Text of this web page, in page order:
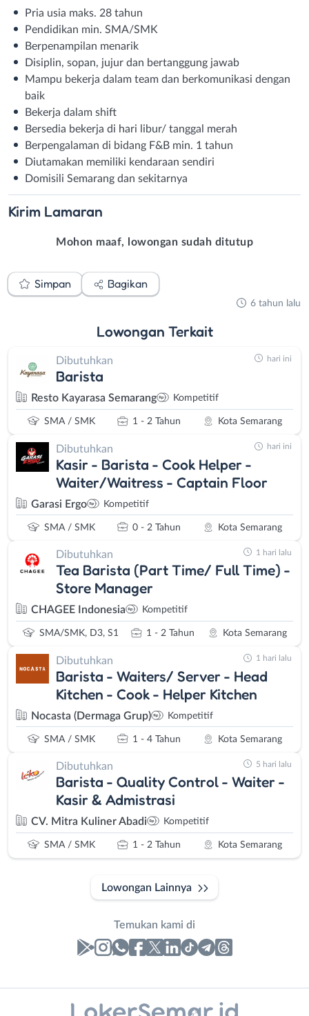
Pria usia maks. 28 tahun
Pendidikan min. SMA/SMK
Berpenampilan menarik
Disiplin, sopan, jujur dan bertanggung jawab
Mampu bekerja dalam team dan berkomunikasi dengan
baik
Bekerja dalam shift
Bersedia bekerja di hari libur/ tanggal merah
Berpengalaman di bidang F&B min. 1 tahun
Diutamakan memiliki kendaraan sendiri
Domisili Semarang dan sekitarnya
Kirim Lamaran
Mohon maaf, lowongan sudah ditutup
Simpan Bagikan
6 tahun lalu
Lowongan Terkait
Dibutuhkan
Barista
Resto Kayarasa Semarang Kompetitif
SMA / SMK 1 - 2 Tahun Kota Semarang
hari ini
Dibutuhkan
Kasir - Barista - Cook Helper -
Waiter/Waitress - Captain Floor
Garasi Ergo Kompetitif
SMA / SMK 0 - 2 Tahun Kota Semarang
hari ini
Dibutuhkan
Tea Barista (Part Time/ Full Time) -
Store Manager
CHAGEE Indonesia Kompetitif
SMA/SMK, D3, S1 1 - 2 Tahun Kota Semarang
1 hari lalu
Dibutuhkan
Barista - Waiters/ Server - Head
Kitchen - Cook - Helper Kitchen
Nocasta (Dermaga Grup) Kompetitif
SMA / SMK 1 - 4 Tahun Kota Semarang
1 hari lalu
Dibutuhkan
Barista - Quality Control - Waiter -
Kasir & Admistrasi
CV. Mitra Kuliner Abadi Kompetitif
SMA / SMK 1 - 2 Tahun Kota Semarang
5 hari lalu
Lowongan Lainnya
Temukan kami di